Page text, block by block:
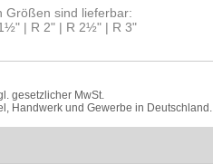
Größen sind lieferbar:
| R 2" | R 2½" | R 3"
gesetzlicher MwSt.
Handwerk und Gewerbe in Deutschland.